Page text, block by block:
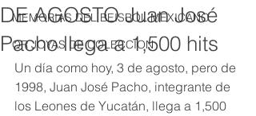
MEMORIAS DEL BEISBOL MEXICANO
QR JOYAS DE COLECCION
DE AGOSTO Juan José
Pacho llega a 1,500 hits
Un día como hoy, 3 de agosto, pero de
1998, Juan José Pacho, integrante de
los Leones de Yucatán, llega a 1,500